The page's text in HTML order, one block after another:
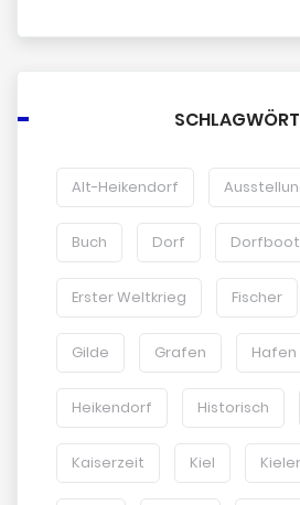
Alt-Heikendorf
Buch Dorf Dorfboot
Erster Weltkrieg Fischer
Gilde Grafen Hafen
Heikendorf Historisch
Kaiserzeit Kiel